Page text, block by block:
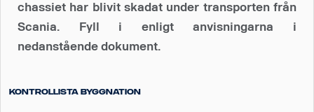
chassiet har blivit skadat under transporten från
Scania. Fyll i enligt anvisningarna i
nedanstående dokument.
Kontrollista byggnation